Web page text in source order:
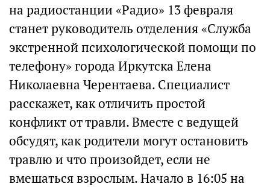
на радиостанции «Радио» 13 февраля
станет руководитель отделения «Служба
экстренной психологической помощи по
телефону» города Иркутска Елена
Николаевна Черентаева. Специалист
расскажет, как отличить простой
конфликт от травли. Вместе с ведущей
обсудят, как родители могут остановить
травлю и что произойдет, если не
вмешаться взрослым. Начало в 16:05 на